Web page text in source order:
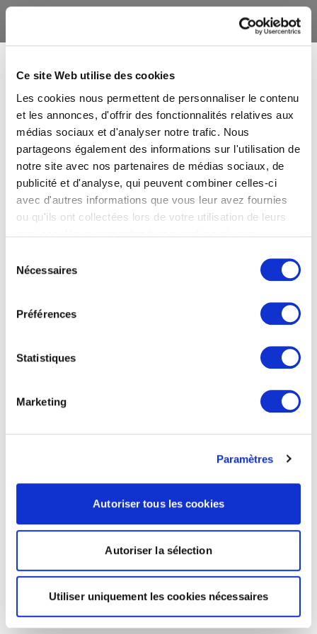
Ce site Web utilise des cookies
Les cookies nous permettent de personnaliser le contenu
et les annonces, d'offrir des fonctionnalités relatives aux
médias sociaux et d'analyser notre trafic. Nous
partageons également des informations sur l'utilisation de
notre site avec nos partenaires de médias sociaux, de
publicité et d'analyse, qui peuvent combiner celles-ci
avec d'autres informations que vous leur avez fournies
ou qu'ils ont collectées lors de votre utilisation de leurs
Nécessaires
Préférences
Statistiques
Marketing
Paramètres
Autoriser tous les cookies
Autoriser la sélection
Utiliser uniquement les cookies nécessaires